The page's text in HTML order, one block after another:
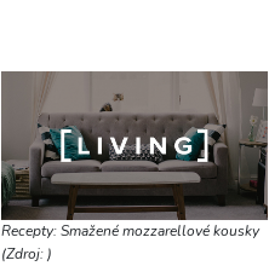
Recepty: Smažené mozzarellové kousky
(Zdroj: )